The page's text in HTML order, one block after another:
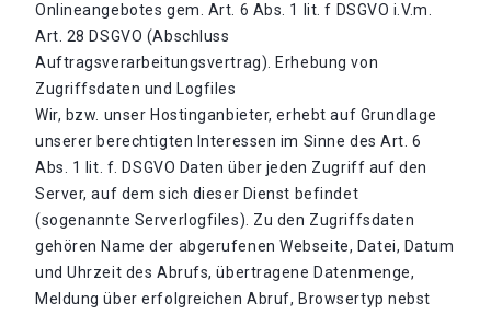
Onlineangebotes gem. Art. 6 Abs. 1 lit. f DSGVO i.V.m.
Art. 28 DSGVO (Abschluss
Auftragsverarbeitungsvertrag). Erhebung von
Zugriffsdaten und Logfiles
Wir, bzw. unser Hostinganbieter, erhebt auf Grundlage
unserer berechtigten Interessen im Sinne des Art. 6
Abs. 1 lit. f. DSGVO Daten über jeden Zugriff auf den
Server, auf dem sich dieser Dienst befindet
(sogenannte Serverlogfiles). Zu den Zugriffsdaten
gehören Name der abgerufenen Webseite, Datei, Datum
und Uhrzeit des Abrufs, übertragene Datenmenge,
Meldung über erfolgreichen Abruf, Browsertyp nebst